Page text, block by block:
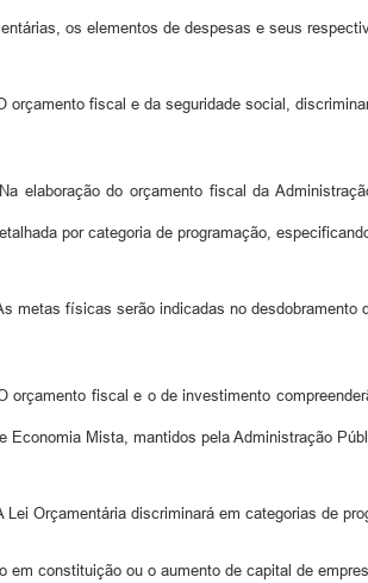
os elementos de despesas e seus
orçamento fiscal e da seguridade social,
elaboração do orçamento fiscal da
por categoria de programação,
metas físicas serão indicadas no desdobramento
orçamento fiscal e o de investimento
Economia Mista, mantidos pela Administração
Lei Orçamentária discriminará em categorias de
em constituição ou o aumento de capital de